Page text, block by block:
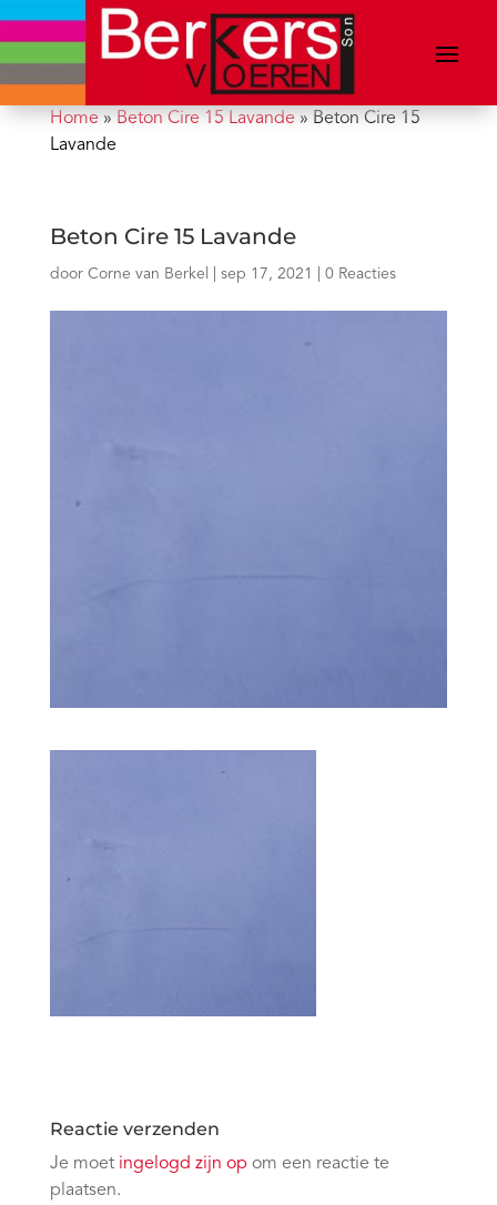
Home» Beton Cire 15 Lavande» Beton Cire 15
Lavande
Beton Cire 15 Lavande
door Corne van Berkel sep 17, 2021 0 Reacties
Reactie verzenden
Je moet ingelogd zijn op om een reactie te
plaatsen.